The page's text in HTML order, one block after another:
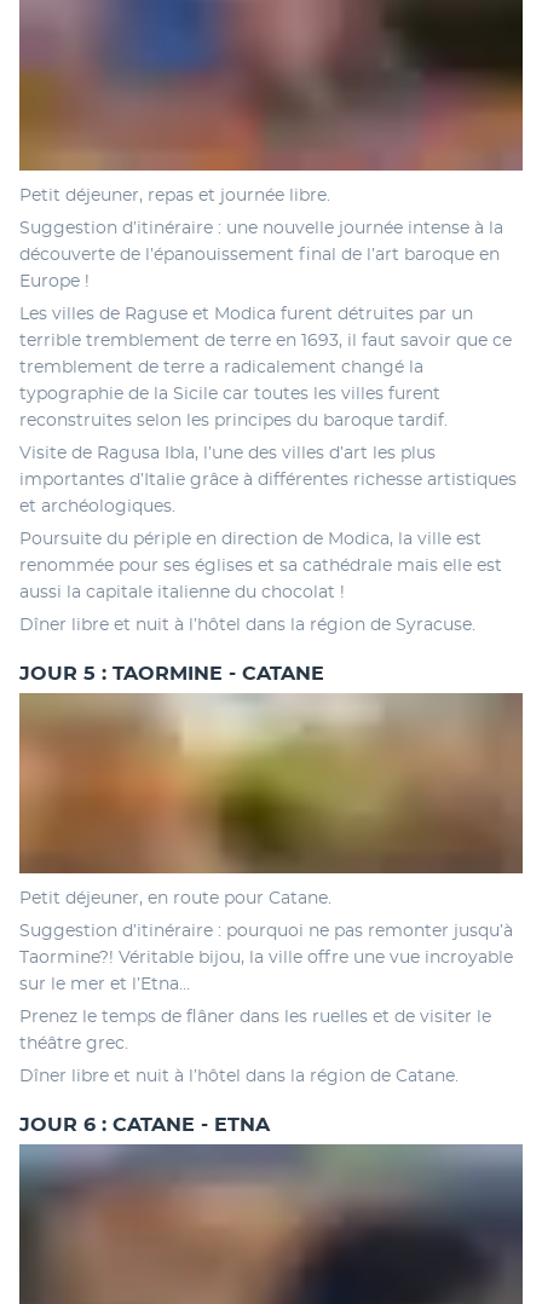
Petit déjeuner, repas et journée libre.
Suggestion d’itinéraire : une nouvelle journée intense à la
découverte de l’épanouissement final de l’art baroque en
Europe !
Les villes de Raguse et Modica furent détruites par un
terrible tremblement de terre en 1693, il faut savoir que ce
tremblement de terre a radicalement changé la
typographie de la Sicile car toutes les villes furent
reconstruites selon les principes du baroque tardif.
Visite de Ragusa Ibla, l’une des villes d’art les plus
importantes d’Italie grâce à différentes richesse artistiques
et archéologiques.
Poursuite du périple en direction de Modica, la ville est
renommée pour ses églises et sa cathédrale mais elle est
aussi la capitale italienne du chocolat !
Dîner libre et nuit à l’hôtel dans la région de Syracuse.
JOUR 5 : TAORMINE - CATANE
Petit déjeuner, en route pour Catane.
Suggestion d’itinéraire : pourquoi ne pas remonter jusqu’à
Taormine?! Véritable bijou, la ville offre une vue incroyable
sur le mer et l’Etna...
Prenez le temps de flâner dans les ruelles et de visiter le
théâtre grec.
Dîner libre et nuit à l’hôtel dans la région de Catane.
JOUR 6 : CATANE - ETNA